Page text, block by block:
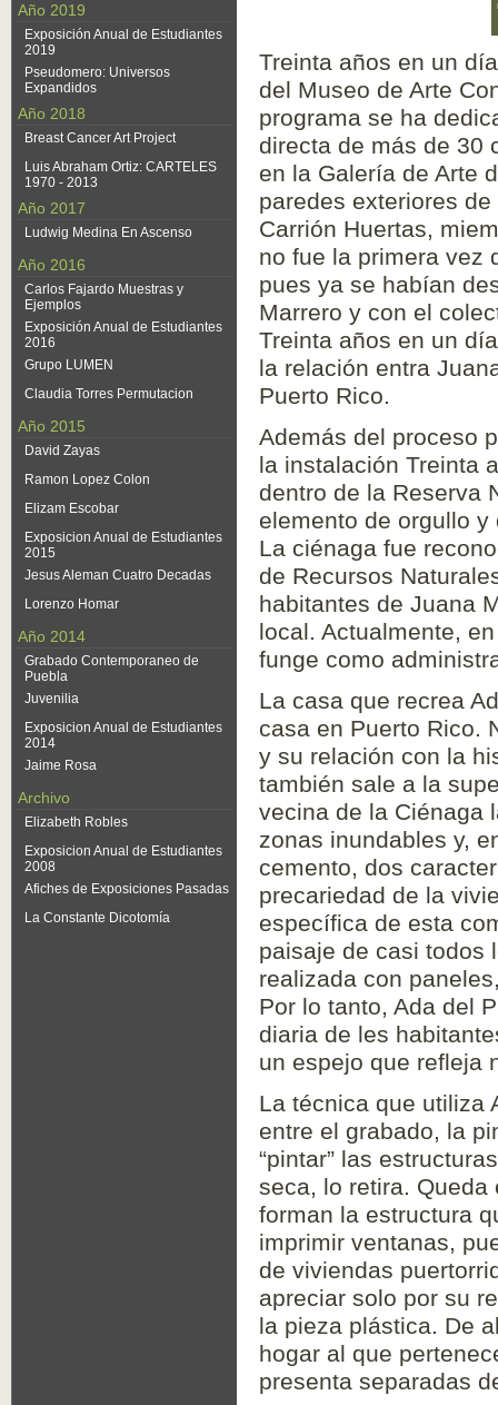
Año 2019
Exposición Anual de Estudiantes
2019
Pseudomero: Universos
Expandidos
Año 2018
Breast Cancer Art Project
Luis Abraham Ortiz: CARTELES
1970 - 2013
Año 2017
Ludwig Medina En Ascenso
Año 2016
Carlos Fajardo Muestras y
Ejemplos
Exposición Anual de Estudiantes
2016
Grupo LUMEN
Claudia Torres Permutacion
Año 2015
David Zayas
Ramon Lopez Colon
Elizam Escobar
Exposicion Anual de Estudiantes
2015
Jesus Aleman Cuatro Decadas
Lorenzo Homar
Año 2014
Grabado Contemporaneo de
Puebla
Juvenilia
Exposicion Anual de Estudiantes
2014
Jaime Rosa
Archivo
Elizabeth Robles
Exposicion Anual de Estudiantes
2008
Afiches de Exposiciones Pasadas
La Constante Dicotomía
Treinta años en un
del Museo de Arte
programa se ha
directa de más de 30
en la Galería de Arte
paredes exteriores
Carrión Huertas,
no fue la primera vez
pues ya se habían
Marrero y con el
Treinta años en un
la relación entra
Puerto Rico.
Además del proceso
la instalación Treinta
dentro de la Reserva
elemento de orgullo
La ciénaga fue
de Recursos
habitantes de Juana
local. Actualmente,
funge como
La casa que recrea
casa en Puerto Rico.
y su relación con la
también sale a la
vecina de la Ciénaga
zonas inundables y,
cemento, dos
precariedad de la
específica de esta
paisaje de casi todos
realizada con
Por lo tanto, Ada del
diaria de les
un espejo que refleja
La técnica que utiliza
entre el grabado, la
“pintar” las
seca, lo retira.
forman la estructura
imprimir ventanas,
de viviendas
apreciar solo por su
la pieza plástica. De
hogar al que
presenta separadas